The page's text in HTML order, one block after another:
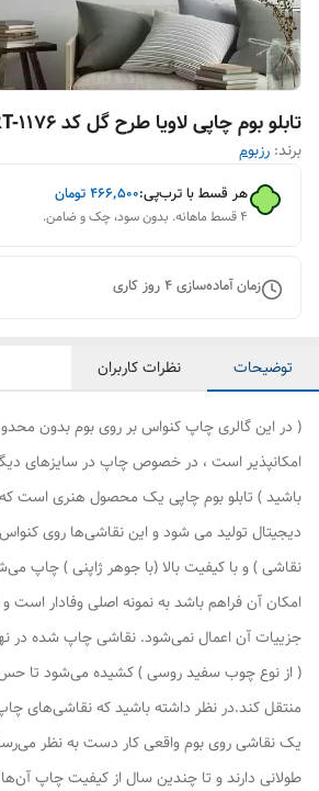
تابلو بوم چاپی لاویا طرح گل کد ART-1176
برند: رزبوم
هر قسط با ترب‌پی:۴۶۶٬۵۰۰تومان
۴ قسط ماهانه. بدون سود، چک و ضامن.
زمان آماده‌سازی4روز کاری
توضیحات نظرات کاربران
( در این گالری چاپ کنواس بر روی بوم بدون
امکانپذیر است ، در خصوص چاپ در سایزهای دیگر
باشید ) تابلو بوم چاپی یک محصول هنری است
دیجیتال تولید می شود و این نقاشی‌ها روی
نقاشی ) و با کیفیت بالا (با جوهر ژاپنی ) چاپ
امکان آن فراهم باشد به نمونه اصلی وفادار است
جزییات آن اعمال نمی‌شود. نقاشی چاپ شده در
( از نوع چوب سفید روسی ) کشیده می‌شود تا حس
منتقل کند.در نظر داشته باشید که نقاشی‌های
یک نقاشی روی بوم واقعی کار دست به نظر
طولانی دارند و تا چندین سال از کیفیت چاپ